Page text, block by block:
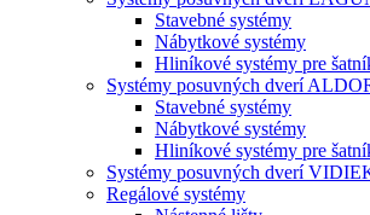
Stavebné systémy
Nábytkové systémy
Hliníkové systémy pre
Systémy posuvných dverí
Stavebné systémy
Nábytkové systémy
Hliníkové systémy pre
Systémy posuvných dverí
Regálové systémy